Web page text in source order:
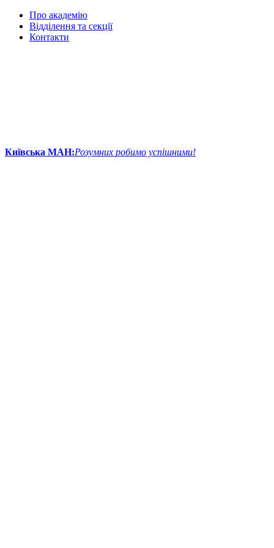
Про академію
Відділення та секції
Контакти
Київська МАН:Розумних робимо успішними!